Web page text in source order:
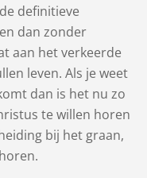
definitieve
dan zonder
aan het verkeerde
leven. Als je weet
dan is het nu zo
te willen horen
bij het graan,